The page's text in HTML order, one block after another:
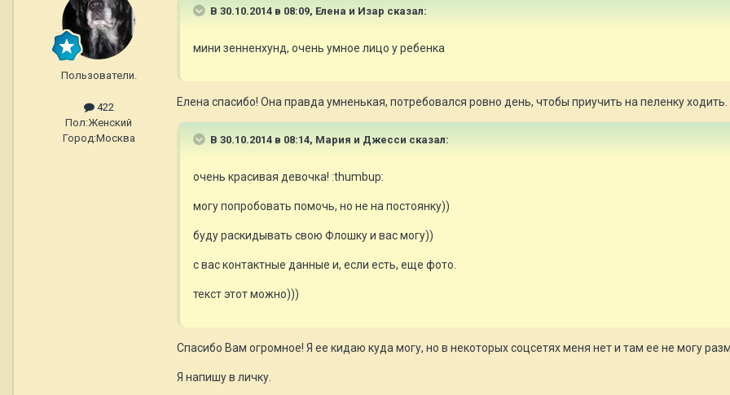
Пользователи.
422
Пол:Женский
Город:Москва
В 30.10.2014 в 08:09, Елена и Изар сказал:
мини зенненхунд, очень умное лицо у ребенка
Елена спасибо! Она правда умненькая, потребовался ровно день, чтобы приучить на пеленку ходить.
В 30.10.2014 в 08:14, Мария и Джесси сказал:
очень красивая девочка! :thumbup:
могу попробовать помочь, но не на постоянку))
буду раскидывать свою Флошку и вас могу))
с вас контактные данные и, если есть, еще фото.
текст этот можно)))
Спасибо Вам огромное! Я ее кидаю куда могу, но в некоторых соцсетях меня нет и там ее не могу
Я напишу в личку.